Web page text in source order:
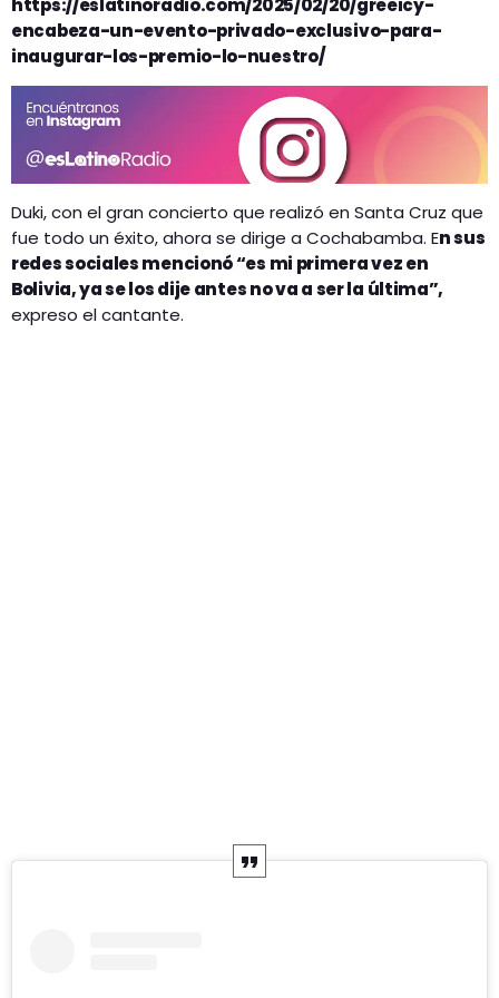
encabeza-un-evento-privado-exclusivo-para-
inaugurar-los-premio-lo-nuestro/
Duki, con el gran concierto que realizó en Santa Cruz que
fue todo un éxito, ahora se dirige a Cochabamba. En sus
redes sociales mencionó “es mi primera vez en
Bolivia, ya se los dije antes no va a ser la última”,
expreso el cantante.